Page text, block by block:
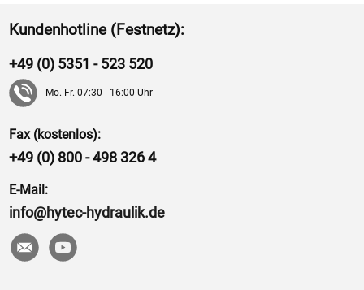
Kundenhotline (Festnetz):
+49 (0) 5351 - 523 520
Mo.-Fr. 07:30 - 16:00 Uhr
Fax (kostenlos):
+49 (0) 800 - 498 326 4
E-Mail:
info@hytec-hydraulik.de